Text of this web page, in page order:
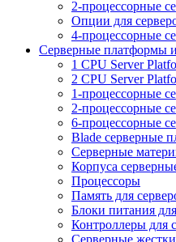
2-процессорные
Опции для
4-процессорные
Серверные платформы
1 CPU Server
2 CPU Server
1-процессорные
2-процессорные
6-процессорные
Blade серверные
Серверные
Корпуса
Процессоры
Память для
Блоки питания
Контроллеры для